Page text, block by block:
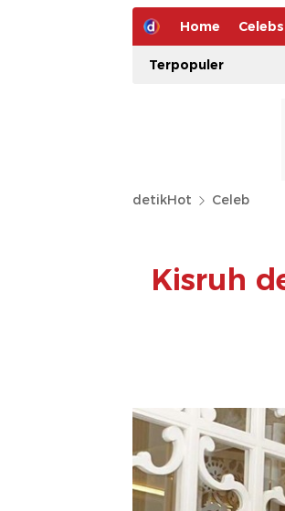
Home Celebs
Terpopuler
detikHot Celeb
Kisruh